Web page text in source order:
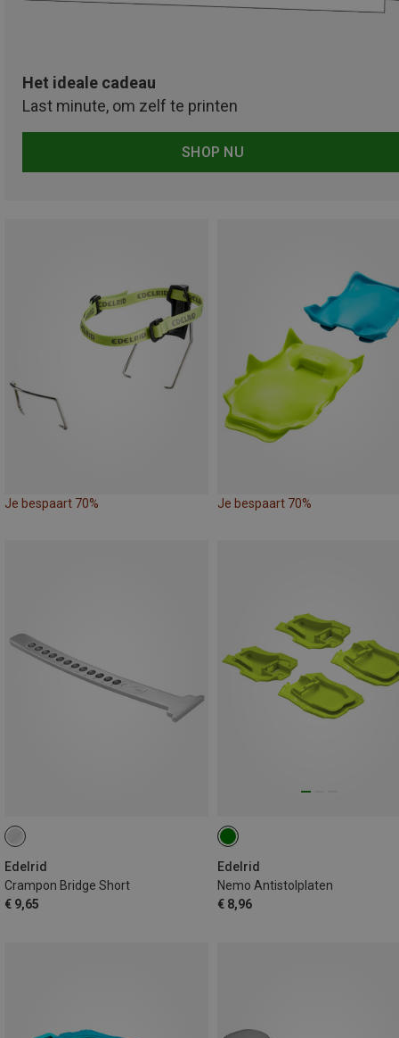
Het ideale cadeau
Last minute, om zelf te printen
SHOP NU
Je bespaart 70% Je bespaart 70%
Edelrid
Crampon Bridge Short
€ 9,65
Edelrid
Nemo Antistolplaten
€ 8,96